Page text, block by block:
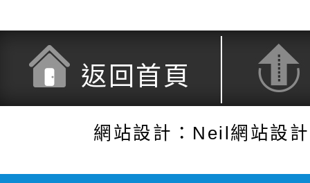
返回首頁
網站設計：Neil網站設